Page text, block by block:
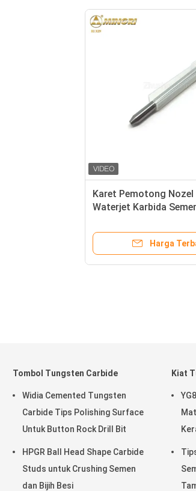
Karet Pemotong
Waterjet Karbida
Harga
Tombol Tungsten Carbide
Widia Cemented Tungsten
Carbide Tips Polishing Surface
Untuk Button Rock Drill Bit
HPGR Ball Head Shape Carbide
Studs untuk Crushing Semen
dan Bijih Besi
Kiat